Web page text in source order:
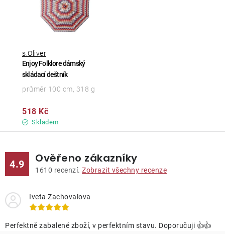
Enjoy Folklore dámský
skládací deštník
s.Oliver
Skladem
518 Kč
průměr 100 cm, 318 g
4.9 Ověřeno zákazníky
1610 recenzí. Zobrazit všechny recenze
Iveta Zachovalova
Perfektně zabalené zboží, v perfektním stavu. Doporučuji 👍👍